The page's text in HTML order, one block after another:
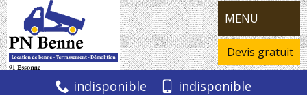
MENU
Devis gratuit
indisponible indisponible